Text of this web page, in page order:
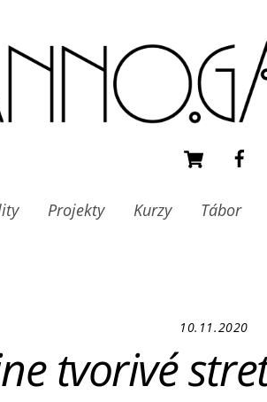
Cart
Projekty Kurzy Tábor
10.11.2020
tvorivé